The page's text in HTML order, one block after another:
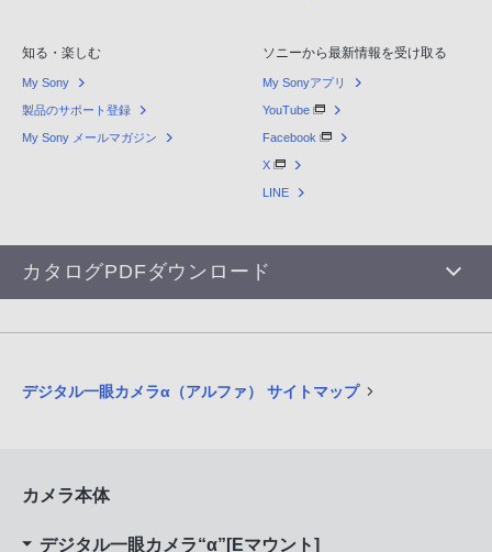
知る・楽しむ
My Sony
製品のサポート登録
My Sony メールマガジン
ソニーから最新情報を受け取る
My Sonyアプリ
YouTube
Facebook
X
LINE
カタログPDFダウンロード
デジタル一眼カメラα（アルファ） サイトマップ
カメラ本体
デジタル一眼カメラ“α”[Eマウント]